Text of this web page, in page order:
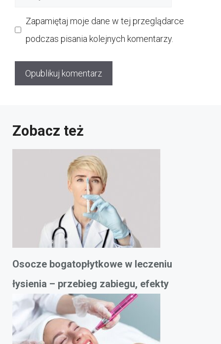
Zapamiętaj moje dane w tej przeglądarce
podczas pisania kolejnych komentarzy.
Zobacz też
Osocze bogatopłytkowe w leczeniu
łysienia – przebieg zabiegu, efekty